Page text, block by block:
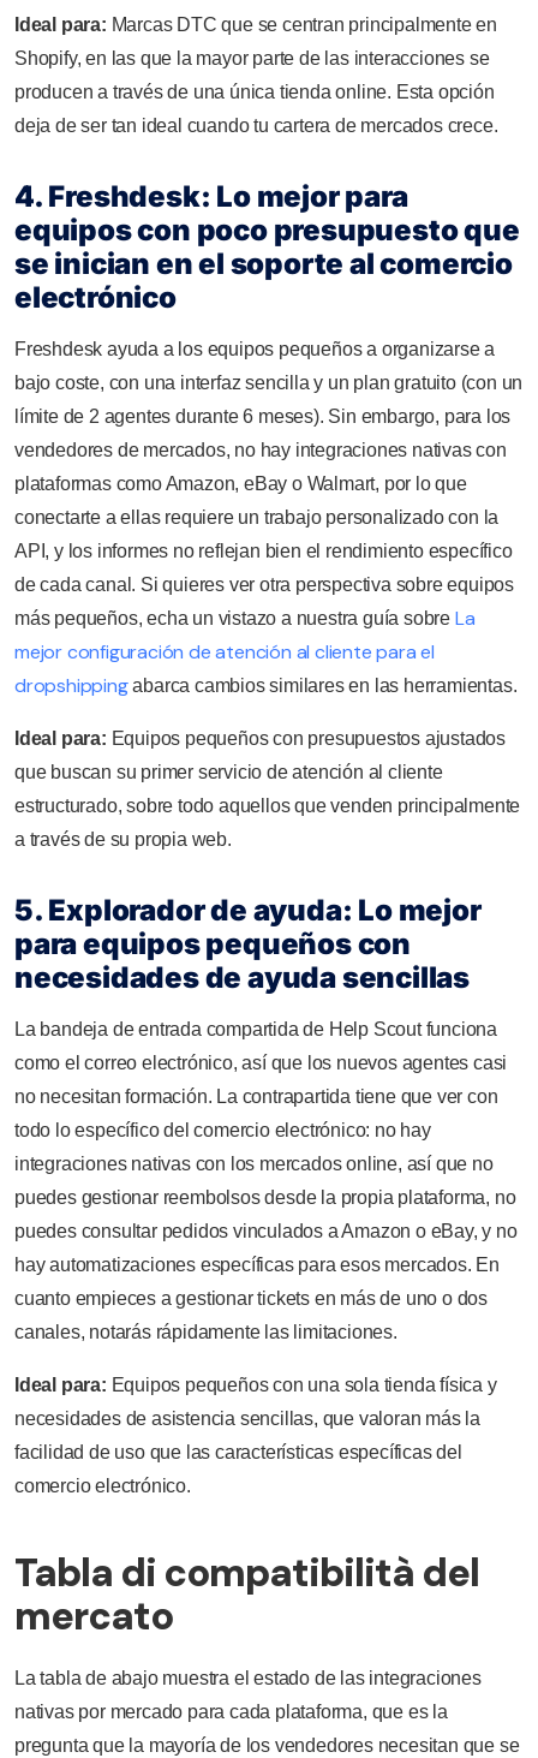
Ideal para: Marcas DTC que se centran principalmente en
Shopify, en las que la mayor parte de las interacciones se
producen a través de una única tienda online. Esta opción
deja de ser tan ideal cuando tu cartera de mercados crece.
4. Freshdesk: Lo mejor para
equipos con poco presupuesto que
se inician en el soporte al comercio
electrónico
Freshdesk ayuda a los equipos pequeños a organizarse a
bajo coste, con una interfaz sencilla y un plan gratuito (con un
límite de 2 agentes durante 6 meses). Sin embargo, para los
vendedores de mercados, no hay integraciones nativas con
plataformas como Amazon, eBay o Walmart, por lo que
conectarte a ellas requiere un trabajo personalizado con la
API, y los informes no reflejan bien el rendimiento específico
de cada canal. Si quieres ver otra perspectiva sobre equipos
más pequeños, echa un vistazo a nuestra guía sobre La
mejor configuración de atención al cliente para el
dropshippingabarca cambios similares en las herramientas.
Ideal para: Equipos pequeños con presupuestos ajustados
que buscan su primer servicio de atención al cliente
estructurado, sobre todo aquellos que venden principalmente
a través de su propia web.
5. Explorador de ayuda: Lo mejor
para equipos pequeños con
necesidades de ayuda sencillas
La bandeja de entrada compartida de Help Scout funciona
como el correo electrónico, así que los nuevos agentes casi
no necesitan formación. La contrapartida tiene que ver con
todo lo específico del comercio electrónico: no hay
integraciones nativas con los mercados online, así que no
puedes gestionar reembolsos desde la propia plataforma, no
puedes consultar pedidos vinculados a Amazon o eBay, y no
hay automatizaciones específicas para esos mercados. En
cuanto empieces a gestionar tickets en más de uno o dos
canales, notarás rápidamente las limitaciones.
Ideal para: Equipos pequeños con una sola tienda física y
necesidades de asistencia sencillas, que valoran más la
facilidad de uso que las características específicas del
comercio electrónico.
Tabla di compatibilità del
mercato
La tabla de abajo muestra el estado de las integraciones
nativas por mercado para cada plataforma, que es la
pregunta que la mayoría de los vendedores necesitan que se